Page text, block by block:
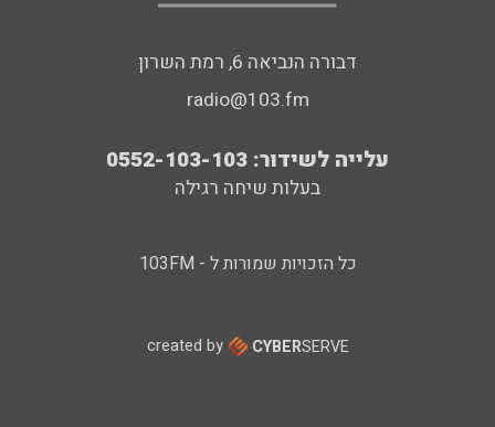
דבורה הנביאה 6, רמת השרון
radio@103.fm
עלייה לשידור: 0552-103-103
בעלות שיחה רגילה
כל הזכויות שמורות ל - 103FM
created by CYBERSERVE